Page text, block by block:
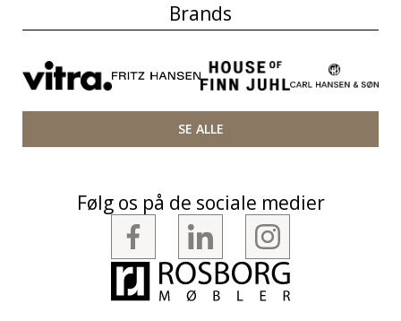
Brands
SE ALLE
Følg os på de sociale medier